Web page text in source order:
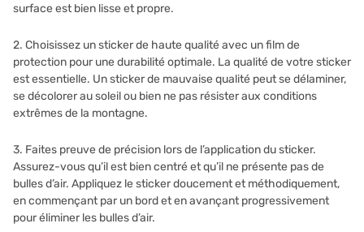
surface est bien lisse et propre.
2. Choisissez un sticker de haute qualité avec un film de
protection pour une durabilité optimale. La qualité de votre sticker
est essentielle. Un sticker de mauvaise qualité peut se délaminer,
se décolorer au soleil ou bien ne pas résister aux conditions
extrêmes de la montagne.
3. Faites preuve de précision lors de l’application du sticker.
Assurez-vous qu’il est bien centré et qu’il ne présente pas de
bulles d’air. Appliquez le sticker doucement et méthodiquement,
en commençant par un bord et en avançant progressivement
pour éliminer les bulles d’air.